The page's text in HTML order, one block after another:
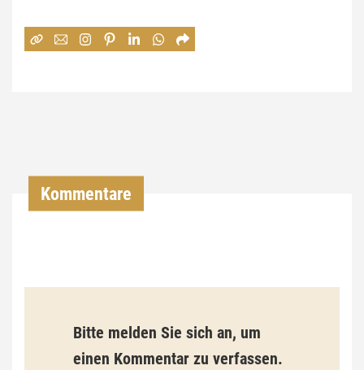
:
9
3
Kommentare
Bitte melden Sie sich an, um
einen Kommentar zu verfassen.